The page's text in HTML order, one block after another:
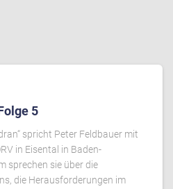
5
spricht Peter Feldbauer mit
in Eisental in Baden-
sprechen sie über die
die Herausforderungen im